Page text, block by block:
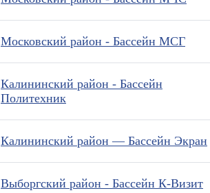
Московский район - Бассейн МСГ
Калининский район - Бассейн
Политехник
Калининский район — Бассейн Экран
Выборгский район - Бассейн К-Визит